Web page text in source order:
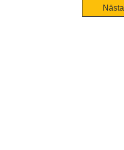
Nästa